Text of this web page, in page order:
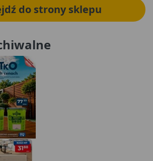
do strony sklepu